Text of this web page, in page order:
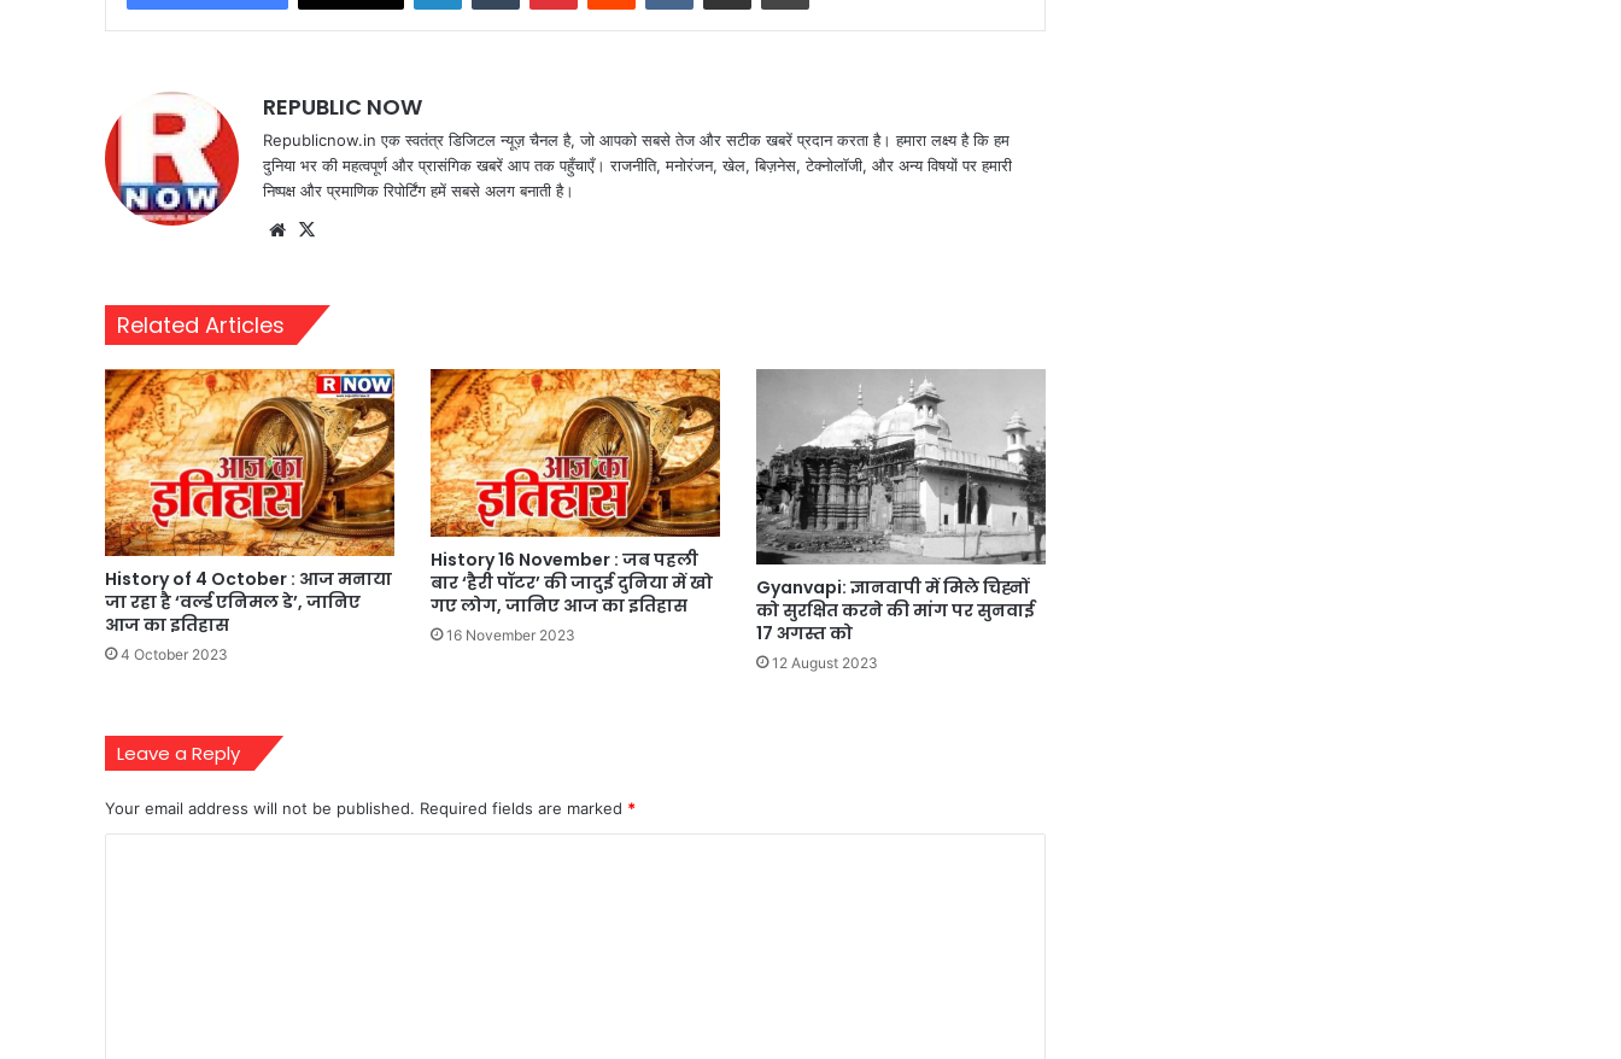
REPUBLIC NOW
Republicnow.in एक स्वतंत्र डिजिटल न्यूज़ चैनल है, जो आपको सबसे तेज और सटीक खबरें प्रदान करता है। हमारा लक्ष्य है कि हम
दुनिया भर की महत्वपूर्ण और प्रासंगिक खबरें आप तक पहुँचाएँ। राजनीति, मनोरंजन, खेल, बिज़नेस, टेक्नोलॉजी, और अन्य विषयों पर हमारी
निष्पक्ष और प्रमाणिक रिपोर्टिंग हमें सबसे अलग बनाती है।
Website
Related Articles
History of 4 October : आज मनाया
जा रहा है ‘वर्ल्ड एनिमल डे’, जानिए
आज का इतिहास
4 October 2023
History 16 November : जब पहली
बार ‘हैरी पॉटर’ की जादुई दुनिया में खो
गए लोग, जानिए आज का इतिहास
16 November 2023
Gyanvapi: ज्ञानवापी में मिले चिह्नों
को सुरक्षित करने की मांग पर सुनवाई
17 अगस्त को
12 August 2023
Leave a Reply
Your email address will not be published. Required fields are marked *